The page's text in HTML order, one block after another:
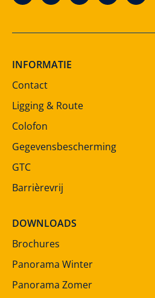
INFORMATIE
Contact
Ligging & Route
Colofon
Gegevensbescherming
GTC
Barrièrevrij
DOWNLOADS
Brochures
Panorama Winter
Panorama Zomer